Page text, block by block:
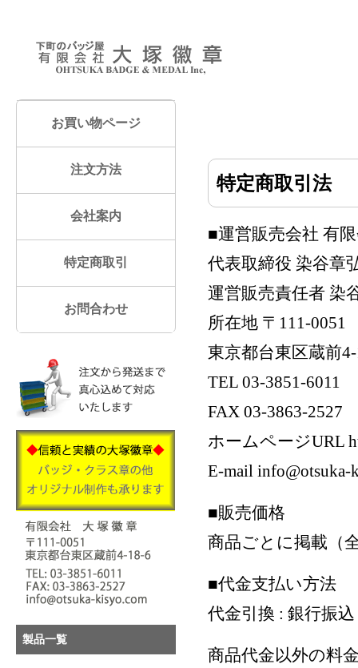
お買い物ページ
注文方法
会社案内
特定商取引
お問合わせ
製品一覧
特定商取引法
■運営販売会社 有
代表取締役 染谷章
運営販売責任者 染
所在地 〒111-0051
東京都台東区蔵前
TEL 03-3851-6011
FAX 03-3863-2527
ホームページURL
E-mail info@otsuka-
■販売価格
商品ごとに掲載（
■代金支払い方法
代金引換 : 銀行振
商品代金以外の料